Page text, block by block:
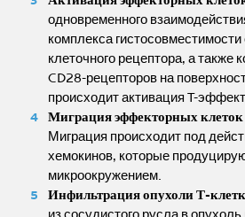
одновременного
комплекса гистосовместимости
клеточного рецептора, а также
CD28-рецепторов на
происходит активация T-
Миграция эффекторных клеток
Миграция происходит под
хемокинов, которые
микроокружением.
Инфильтрация опухоли Т-